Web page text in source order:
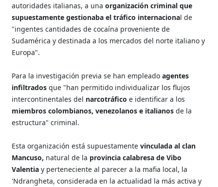
autoridades italianas, a unaorganización criminal que
supuestamente gestionaba el tráfico internacional de
"ingentes cantidades de cocaína proveniente de
Sudamérica y destinada a los mercados del norte italiano y
Europa".
Para la investigación previa se han empleado agentes
infiltrados que "han permitido individualizar los flujos
intercontinentales del narcotráficoe identificar a los
miembros colombianos, venezolanos e italianos de la
estructura" criminal.
Esta organización está supuestamente vinculada al clan
Mancuso, natural de la provincia calabresa de Vibo
Valentia y perteneciente al parecer a la mafia local, la
'Ndrangheta, considerada en la actualidad la más activa y